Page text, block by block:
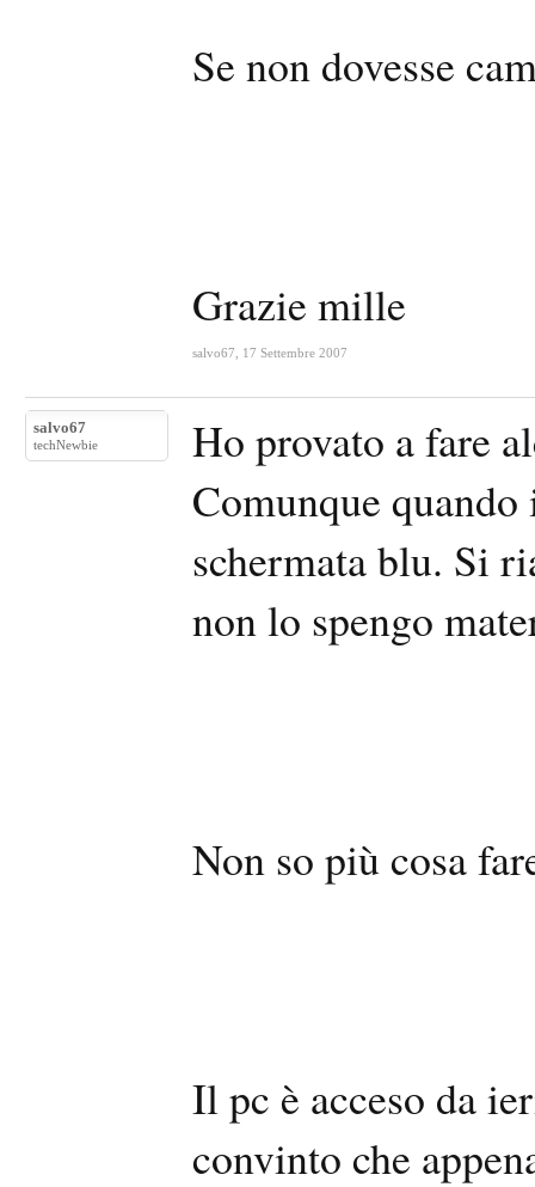
Se non dovesse
Grazie mille
salvo67 17 Settembre 2007
salvo67
techNewbie
Ho provato a fare
Comunque
schermata blu. Si
non lo spengo
Non so più cosa
Il pc è acceso da
convinto che